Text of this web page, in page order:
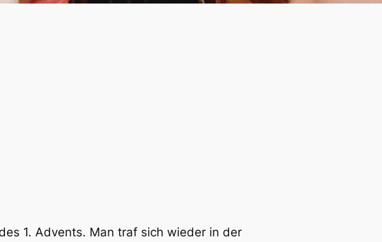
1. Advents. Man traf sich wieder in der